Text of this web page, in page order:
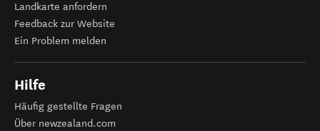
Landkarte anfordern
Feedback zur Website
Ein Problem melden
Hilfe
Häufig gestellte Fragen
Über newzealand.com